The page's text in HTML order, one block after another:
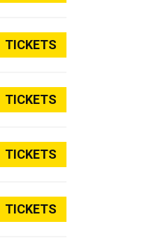
TICKETS
TICKETS
TICKETS
TICKETS